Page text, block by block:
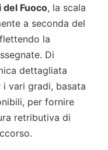
del Fuoco, la scala
a seconda del
la
Di
dettagliata
vari gradi, basata
per fornire
retributiva di